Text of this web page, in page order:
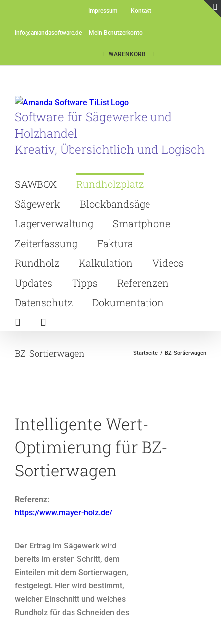
contentinfo@amandasoftware.de
Impressum Kontakt
Mein Benutzerkonto
WARENKORB
Software für Sägewerke und
Holzhandel
Kreativ, Übersichtlich und Logisch
SAWBOX
Rundholzplatz
Sägewerk
Blockbandsäge
Lagerverwaltung
Smartphone
Zeiterfassung
Faktura
Rundholz
Kalkulation
Videos
Updates
Tipps
Referenzen
Datenschutz
Dokumentation
BZ-Sortierwagen Startseite BZ-Sortierwagen
Intelligente Wert-
Optimierung für BZ-
Sortierwagen
Referenz:
https://www.mayer-holz.de/
Der Ertrag im Sägewerk wird
bereits im ersten Schritt, dem
Einteilen mit dem Sortierwagen,
festgelegt. Hier wird bestimmt,
welcher Einschnitt und welches
Rundholz für das Schneiden des